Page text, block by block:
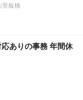
板橋
ありの事務 年間休